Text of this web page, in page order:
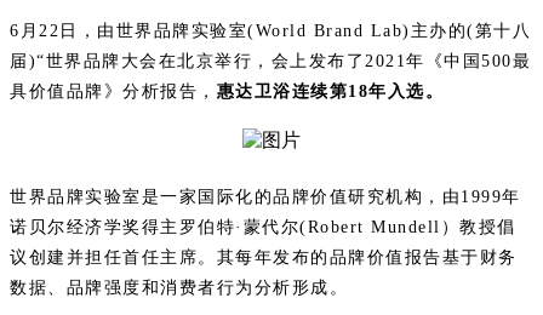
6月22日，由世界品牌实验室(World Brand Lab)主办的(第十八
届)“世界品牌大会在北京举行，会上发布了2021年《中国500最
具价值品牌》分析报告， 惠达卫浴连续第18年入选。
世界品牌实验室是一家国际化的品牌价值研究机构，由1999年
诺贝尔经济学奖得主罗伯特·蒙代尔(Robert Mundell）教授倡
议创建并担任首任主席。其每年发布的品牌价值报告基于财务
数据、品牌强度和消费者行为分析形成。